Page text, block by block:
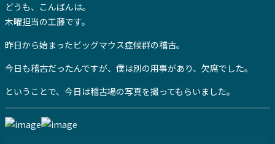
どうも、こんばんは。
木曜担当の工藤です。
昨日から始まったビッグマウス症候群の稽古。
今日も稽古だったんですが、僕は別の用事があり、欠席でした。
ということで、今日は稽古場の写真を撮ってもらいました。